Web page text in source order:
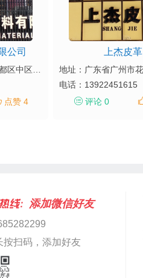
公司
点赞 4
上杰皮革
电话： 13922451615
评论 0
添加微信好友
按扫码，添加好友